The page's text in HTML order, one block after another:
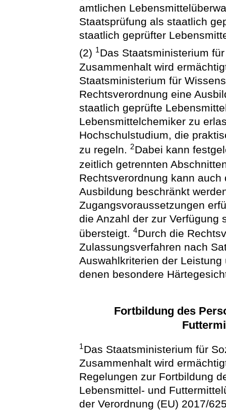
amtlichen
Staatsprüfung als staatlich
staatlich geprüfter
(2) 1Das Staatsministerium
Zusammenhalt wird
Staatsministerium für
Rechtsverordnung eine
staatlich geprüfte
Lebensmittelchemiker zu
Hochschulstudium, die
zu regeln.2Dabei kann
zeitlich getrennten
Rechtsverordnung kann
Ausbildung beschränkt
Zugangsvoraussetzungen
die Anzahl der zur Verfügung
übersteigt.4Durch die
Zulassungsverfahren nach
Auswahlkriterien der
denen besondere
Fortbildung des
1Das Staatsministerium für
Zusammenhalt wird
Regelungen zur Fortbildung
Lebensmittel- und
der Verordnung (EU) 2017/